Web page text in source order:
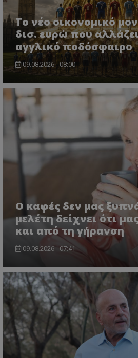
Το νέο οικονομικό
δισ. ευρώ που
αγγλικό ποδόσφαιρο
09.08.2026 - 08:00
Ο καφές δεν μας
μελέτη δείχνει ότι
και από τη γήρανση
09.08.2026 - 07:41